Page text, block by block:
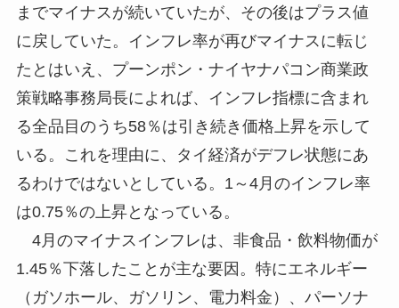
までマイナスが続いていたが、その後はプラス値
に戻していた。インフレ率が再びマイナスに転じ
たとはいえ、プーンポン・ナイヤナパコン商業政
策戦略事務局長によれば、インフレ指標に含まれ
る全品目のうち58％は引き続き価格上昇を示して
いる。これを理由に、タイ経済がデフレ状態にあ
るわけではないとしている。1～4月のインフレ率
は0.75％の上昇となっている。
4月のマイナスインフレは、非食品・飲料物価が
1.45％下落したことが主な要因。特にエネルギー
（ガソホール、ガソリン、電力料金）、パーソナ